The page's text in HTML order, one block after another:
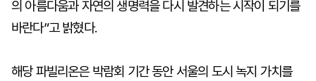
의 아름다움과 자연의 생명력을 다시 발견하는 시작이 되기를
바란다”고 밝혔다.
해당 파빌리온은 박람회 기간 동안 서울의 도시 녹지 가치를